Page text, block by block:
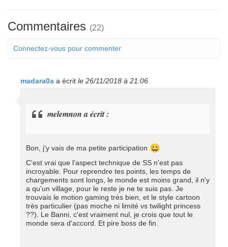
Commentaires (22)
Connectez-vous pour commenter
madara0a a écrit le 26/11/2018 à 21:06
melemnon a écrit :
Bon, j'y vais de ma petite participation 😄
C'est vrai que l'aspect technique de SS n'est pas
incroyable. Pour reprendre tes points, les temps de
chargements sont longs, le monde est moins grand, il n'y
a qu'un village, pour le reste je ne te suis pas. Je
trouvais le motion gaming très bien, et le style cartoon
très particulier (pas moche ni limité vs twilight princess
??). Le Banni, c'est vraiment nul, je crois que tout le
monde sera d'accord. Et pire boss de fin.